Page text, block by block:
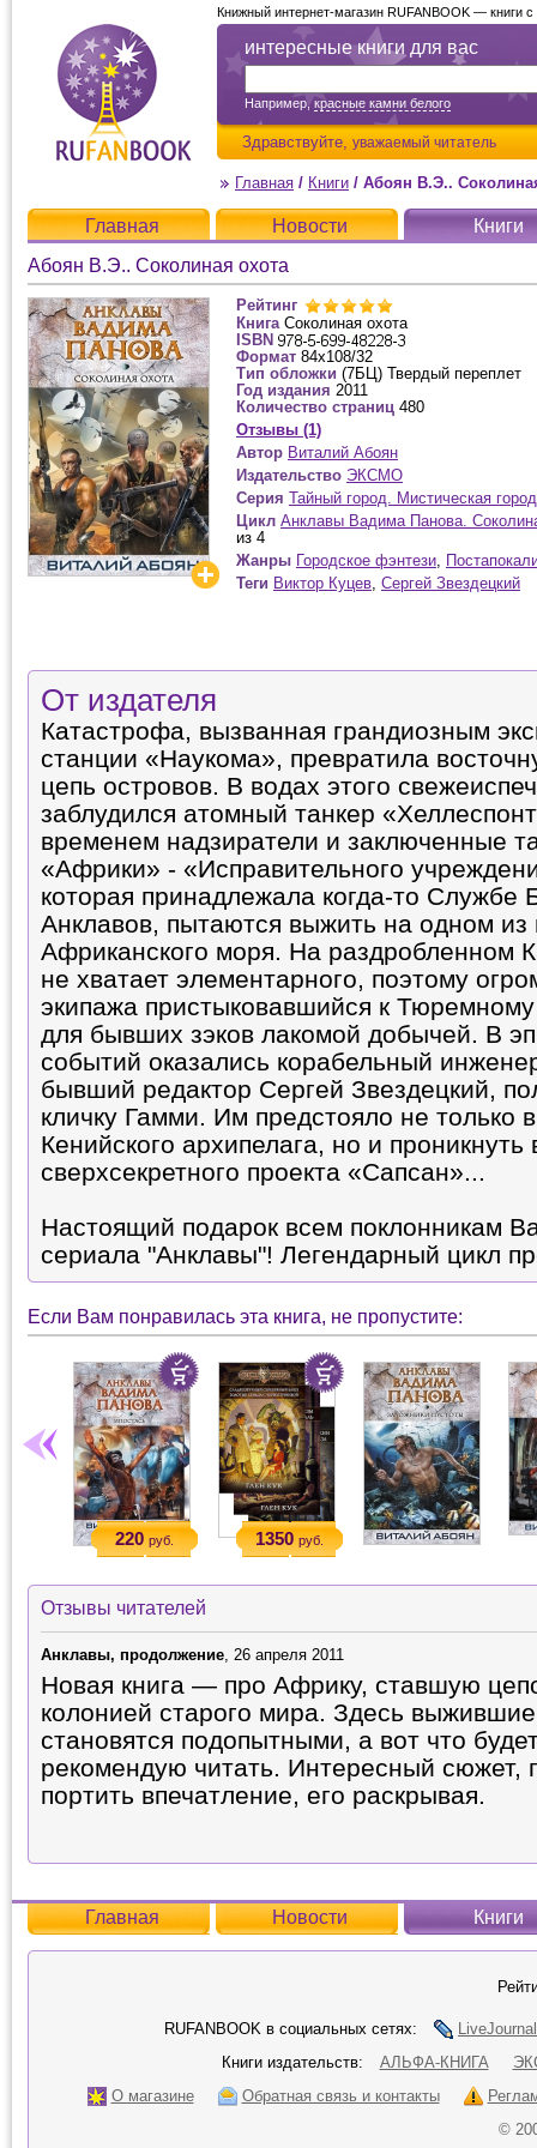
интересные книги для вас
Например,красные камни белого
Здравствуйте, уважаемый читатель
Книжный интернет-магазин RUFANBOOK — книги
Главная / Книги / Абоян В.Э..
Главная Новости
Книги
Абоян В.Э.. Соколиная охота
Рейтинг
Книга Соколиная охота
ISBN
Формат 84x108/32
Тип обложки (7БЦ) Твердый переплет
Год издания 2011
Количество страниц 480
Отзывы (1)
Автор Виталий Абоян
Издательство ЭКСМО
Серия Тайный город. Мистическая
Цикл Анклавы Вадима Панова.
из 4
Жанры Городское фэнтези,
Теги Виктор Куцев, Сергей Звездецкий
От издателя
Катастрофа, вызванная грандиозным
станции «Наукома», превратила
цепь островов. В водах этого
заблудился атомный танкер
временем надзиратели и заключенные
«Африки» - «Исправительного
которая принадлежала когда-то Службе
Анклавов, пытаются выжить на одном из
Африканского моря. На раздробленном
не хватает элементарного, поэтому
экипажа пристыковавшийся к Тюремному
для бывших зэков лакомой добычей. В
событий оказались корабельный
бывший редактор Сергей Звездецкий,
кличку Гамми. Им предстояло не только
Кенийского архипелага, но и проникнуть
сверхсекретного проекта «Сапсан»...
Настоящий подарок всем поклонникам
сериала "Анклавы"! Легендарный цикл
Если Вам понравилась эта книга, не пропустите:
220 руб. 1350 руб.
Отзывы читателей
Анклавы, продолжение, 26 апреля 2011
Новая книга — про Африку, ставшую
колонией старого мира. Здесь
становятся подопытными, а вот что
рекомендую читать. Интересный сюжет,
портить впечатление, его раскрывая.
Главная Новости Книги
RUFANBOOK в социальных сетях:
LiveJournal
Книги издательств:
АЛЬФА-КНИГА
О магазине
Обратная связь и контакты
©